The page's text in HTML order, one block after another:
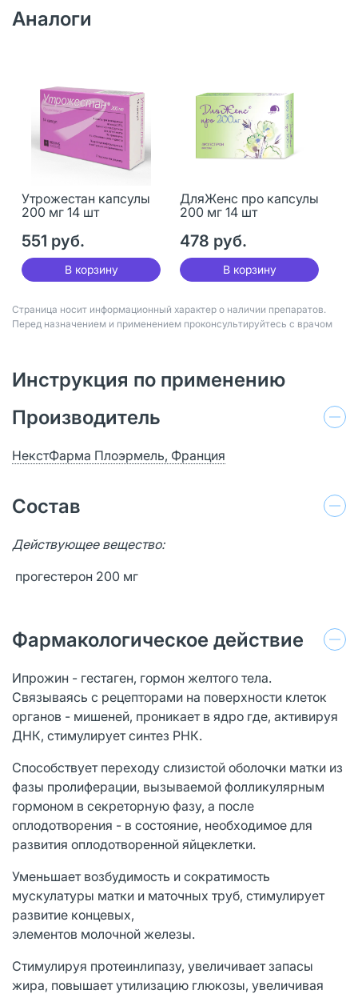
Аналоги
Утрожестан капсулы
200 мг 14 шт
551 руб.
В корзину
ДляЖенс про капсулы
200 мг 14 шт
478 руб.
В корзину
Страница носит информационный характер о наличии препаратов.
Перед назначением и применением проконсультируйтесь с врачом
Инструкция по применению
Производитель
НекстФарма Плоэрмель, Франция
Состав
Действующее вещество:
прогестерон 200 мг
Фармакологическое действие
Ипрожин - гестаген, гормон желтого тела.
Связываясь с рецепторами на поверхности клеток
органов - мишеней, проникает в ядро где, активируя
ДНК, стимулирует синтез РНК.
Способствует переходу слизистой оболочки матки из
фазы пролиферации, вызываемой фолликулярным
гормоном в секреторную фазу, а после
оплодотворения - в состояние, необходимое для
развития оплодотворенной яйцеклетки.
Уменьшает возбудимость и сократимость
мускулатуры матки и маточных труб, стимулирует
развитие концевых,
элементов молочной железы.
Стимулируя протеинлипазу, увеличивает запасы
жира, повышает утилизацию глюкозы, увеличивая